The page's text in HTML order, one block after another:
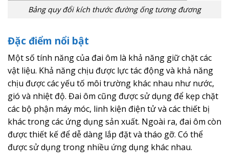
Bảng quy đổi kích thước đường ống tương đương
Đặc điểm nổi bật
Một số tính năng của đai ôm là khả năng giữ chặt các
vật liệu. Khả năng chịu được lực tác động và khả năng
chịu được các yếu tố môi trường khác nhau như nước,
gió và nhiệt độ. Đai ôm cũng được sử dụng để kẹp chặt
các bộ phận máy móc, linh kiện điện tử và các thiết bị
khác trong các ứng dụng sản xuất. Ngoài ra, đai ôm còn
được thiết kế để dễ dàng lắp đặt và tháo gỡ. Có thể
được sử dụng trong nhiều ứng dụng khác nhau.